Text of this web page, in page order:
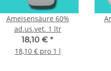
Ameisensäure 60%
ad.us.vet. 1 ltr
18,10 € *
18,10 € pro 1 l